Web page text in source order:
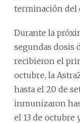
terminación del
Durante la
segundas dosis
recibieron el
octubre, la
hasta el 20 de
inmunizaron
el 13 de octubre